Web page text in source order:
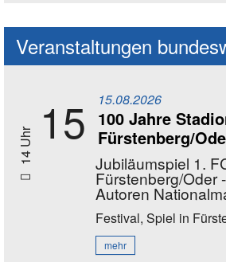
Veranstaltungen
14 Uhr 15 15.08.2026
100 Jahre
Fürstenberg/
Jubiläumspiel 1.
Fürstenberg/Oder
Autoren
Festival, Spiel in
mehr